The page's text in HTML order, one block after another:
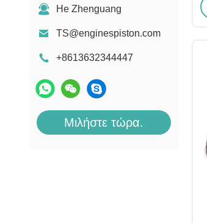
He Zhenguang
TS@enginespiston.com
+8613632344447
Μιλήστε τώρα.